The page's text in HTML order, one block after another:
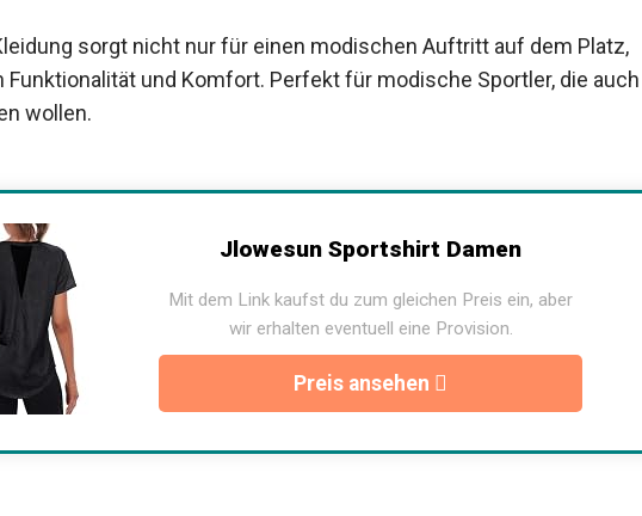
sorgt nicht nur für einen modischen Auftritt auf dem Platz,
Funktionalität und Komfort. Perfekt für modische Sportler, die auch
wollen.
Jlowesun Sportshirt Damen
Mit dem Link kaufst du zum gleichen Preis ein, aber
wir erhalten eventuell eine Provision.
Preis ansehen